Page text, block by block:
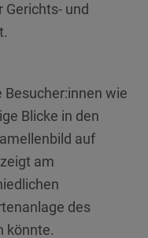
und
wie
Blicke in den
auf
zeigt am
des
könnte.